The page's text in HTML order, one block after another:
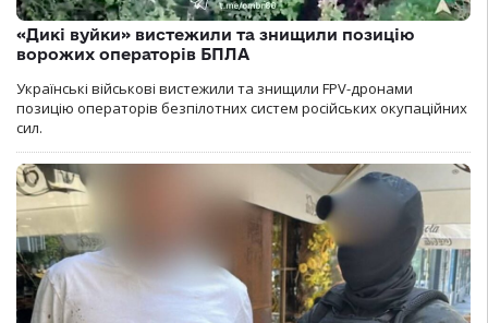
«Дикі вуйки» вистежили та знищили позицію
ворожих операторів БПЛА
Українські військові вистежили та знищили FPV-дронами
позицію операторів безпілотних систем російських окупаційних
сил.